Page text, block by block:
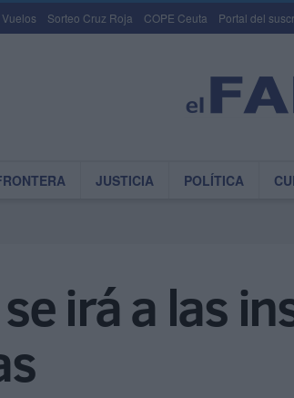
Vuelos Sorteo Cruz Roja COPE Ceuta Portal del
JUSTICIA POLÍTICA
irá a las